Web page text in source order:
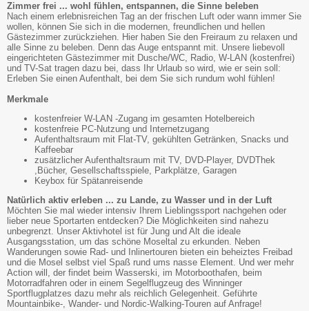
Zimmer frei ... wohl fühlen, entspannen, die Sinne beleben
Nach einem erlebnisreichen Tag an der frischen Luft oder wann immer Sie
wollen, können Sie sich in die modernen, freundlichen und hellen
Gästezimmer zurückziehen. Hier haben Sie den Freiraum zu relaxen und
alle Sinne zu beleben. Denn das Auge entspannt mit. Unsere liebevoll
eingerichteten Gästezimmer mit Dusche/WC, Radio, W-LAN (kostenfrei)
und TV-Sat tragen dazu bei, dass Ihr Urlaub so wird, wie er sein soll:
Erleben Sie einen Aufenthalt, bei dem Sie sich rundum wohl fühlen!
Merkmale
kostenfreier W-LAN -Zugang im gesamten Hotelbereich
kostenfreie PC-Nutzung und Internetzugang
Aufenthaltsraum mit Flat-TV, gekühlten Getränken, Snacks und
Kaffeebar
zusätzlicher Aufenthaltsraum mit TV, DVD-Player, DVDThek
,Bücher, Gesellschaftsspiele, Parkplätze, Garagen
Keybox für Spätanreisende
Natürlich aktiv erleben ... zu Lande, zu Wasser und in der Luft
Möchten Sie mal wieder intensiv Ihrem Lieblingssport nachgehen oder
lieber neue Sportarten entdecken? Die Möglichkeiten sind nahezu
unbegrenzt. Unser Aktivhotel ist für Jung und Alt die ideale
Ausgangsstation, um das schöne Moseltal zu erkunden. Neben
Wanderungen sowie Rad- und Inlinertouren bieten ein beheiztes Freibad
und die Mosel selbst viel Spaß rund ums nasse Element. Und wer mehr
Action will, der findet beim Wasserski, im Motorboothafen, beim
Motorradfahren oder in einem Segelflugzeug des Winninger
Sportflugplatzes dazu mehr als reichlich Gelegenheit. Geführte
Mountainbike-, Wander- und Nordic-Walking-Touren auf Anfrage!